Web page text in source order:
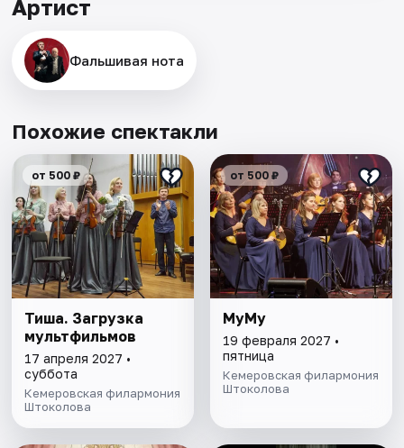
Артист
Фальшивая нота
Похожие спектакли
от 500 ₽
Тиша. Загрузка
мультфильмов
17 апреля 2027 •
суббота
Кемеровская филармония
Штоколова
от 500 ₽
МуМу
19 февраля 2027 •
пятница
Кемеровская филармония
Штоколова